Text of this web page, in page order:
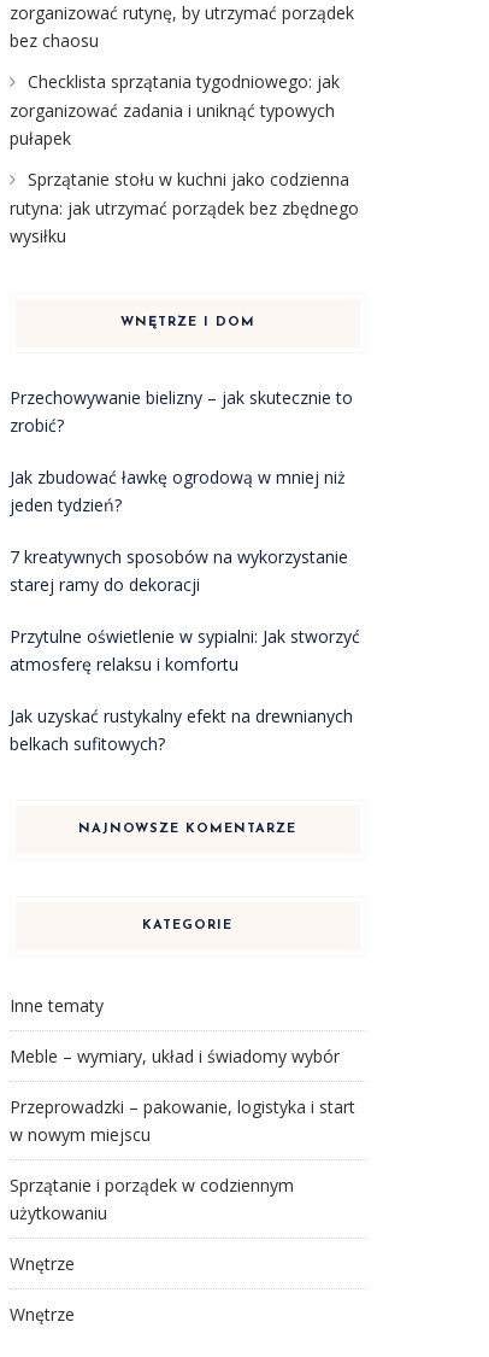
zorganizować rutynę, by utrzymać porządek
bez chaosu
Checklista sprzątania tygodniowego: jak
zorganizować zadania i uniknąć typowych
pułapek
Sprzątanie stołu w kuchni jako codzienna
rutyna: jak utrzymać porządek bez zbędnego
wysiłku
WNĘTRZE I DOM
Przechowywanie bielizny – jak skutecznie to
zrobić?
Jak zbudować ławkę ogrodową w mniej niż
jeden tydzień?
7 kreatywnych sposobów na wykorzystanie
starej ramy do dekoracji
Przytulne oświetlenie w sypialni: Jak stworzyć
atmosferę relaksu i komfortu
Jak uzyskać rustykalny efekt na drewnianych
belkach sufitowych?
NAJNOWSZE KOMENTARZE
KATEGORIE
Inne tematy
Meble – wymiary, układ i świadomy wybór
Przeprowadzki – pakowanie, logistyka i start
w nowym miejscu
Sprzątanie i porządek w codziennym
użytkowaniu
Wnętrze
Wnętrze